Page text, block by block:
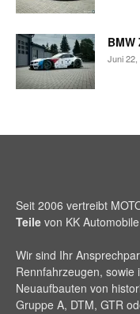
BMW
Juni 22,
Seit 2006 vertreibt
Teile von KK
Wir sind Ihr
Rennfahrzeugen, sowie
Neuaufbauten von
Gruppe A, DTM, GTR